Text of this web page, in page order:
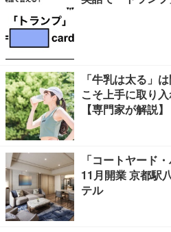
「牛乳は太る」
こそ上手に取り
【専門家が解説】
「コートヤード
11月開業 京都駅
テル